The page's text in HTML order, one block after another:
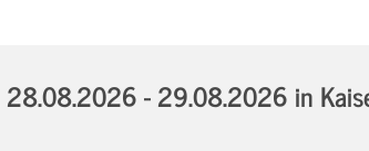
28.08.2026 - 29.08.2026 in